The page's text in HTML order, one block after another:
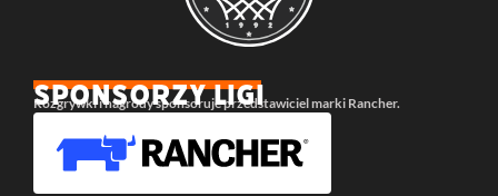
SPONSORZY LIGI
Rozgrywki i nagrody sponsoruje przedstawiciel marki Rancher.